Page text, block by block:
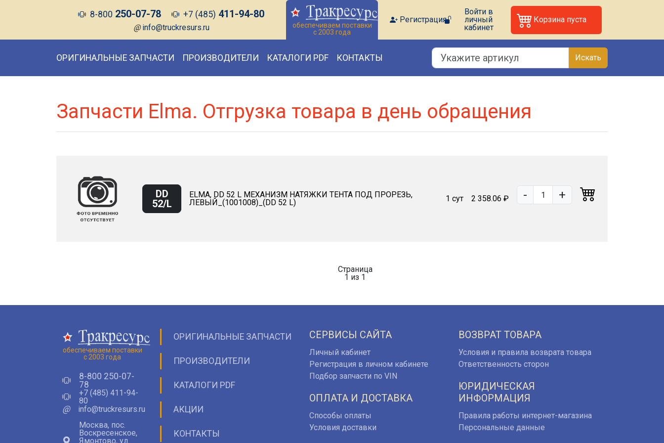
8-800 250-07-78 +7 (485) 411-94-80
@ info@truckresurs.ru
обеспечиваем поставки
с 2003 года
Регистрация
Войти в
личный
кабинет
Корзина пуста
ОРИГИНАЛЬНЫЕ ЗАПЧАСТИ ПРОИЗВОДИТЕЛИ КАТАЛОГИ PDF КОНТАКТЫ Искать
Запчасти Elma. Отгрузка товара в день обращения
DD
52/L
ELMA, DD 52 L МЕХАНИЗМ НАТЯЖКИ ТЕНТА ПОД ПРОРЕЗЬ,
ЛЕВЫЙ_(1001008)_(DD 52 L)
1 сут 2 358.06 ₽ - +
Страница
1 из 1
обеспечиваем поставки
с 2003 года
8-800 250-07-
78
+7 (485) 411-94-
80
@
info@truckresurs.ru
Москва, пос.
Воскресенское,
Ямонтово, ул.
ОРИГИНАЛЬНЫЕ ЗАПЧАСТИ
ПРОИЗВОДИТЕЛИ
КАТАЛОГИ PDF
АКЦИИ
КОНТАКТЫ
СЕРВИСЫ САЙТА
Личный кабинет
Регистрация в личном кабинете
Подбор запчасти по VIN
ОПЛАТА И ДОСТАВКА
Способы оплаты
Условия доставки
ВОЗВРАТ ТОВАРА
Условия и правила возврата товара
Ответственность сторон
ЮРИДИЧЕСКАЯ
ИНФОРМАЦИЯ
Правила работы интернет-магазина
Персональные данные